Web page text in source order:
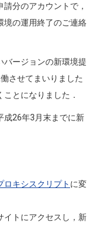
分のアカウントで，
境の運用終了のご連絡
バージョンの新環境提
させてまいりました
とになりました．
成26年3月末までに新
ロキシスクリプト に変
イトにアクセスし，新